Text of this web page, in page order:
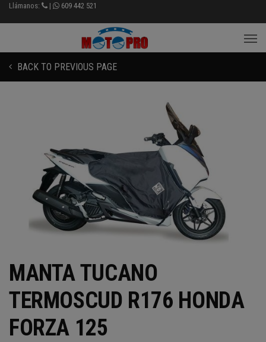
Llámanos: | 609 442 521
BACK TO PREVIOUS PAGE
MANTA TUCANO
TERMOSCUD R176 HONDA
FORZA 125